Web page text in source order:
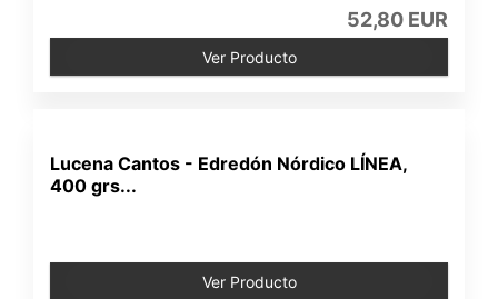
52,80 EUR
Ver Producto
Lucena Cantos - Edredón Nórdico LÍNEA,
400 grs...
Ver Producto